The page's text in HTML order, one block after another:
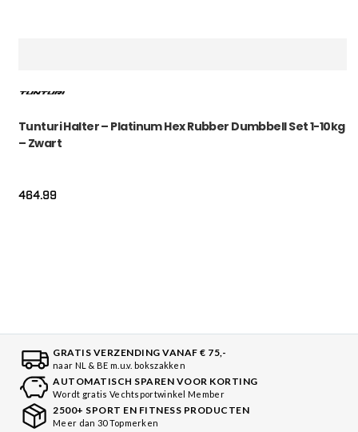
Tunturi Halter – Platinum Hex Rubber Dumbbell Set 1-10kg
– Zwart
464.99
GRATIS VERZENDING VANAF € 75,-
naar NL & BE m.u.v. bokszakken
AUTOMATISCH SPAREN VOOR KORTING
Wordt gratis Vechtsportwinkel Member
2500+ SPORT EN FITNESS PRODUCTEN
Meer dan 30 Topmerken